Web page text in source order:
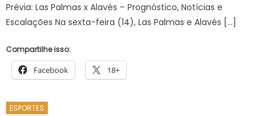
Prévia: Las Palmas x Alavés – Prognóstico, Notícias e
Escalações Na sexta-feira (14), Las Palmas e Alavés […]
Compartilhe isso:
Facebook 18+
ESPORTES